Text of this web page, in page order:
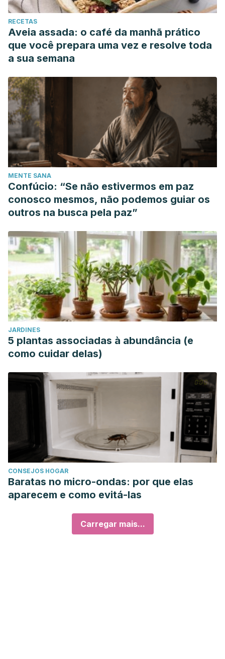
RECETAS
Aveia assada: o café da manhã prático
que você prepara uma vez e resolve toda
a sua semana
MENTE SANA
Confúcio: “Se não estivermos em paz
conosco mesmos, não podemos guiar os
outros na busca pela paz”
JARDINES
5 plantas associadas à abundância (e
como cuidar delas)
CONSEJOS HOGAR
Baratas no micro-ondas: por que elas
aparecem e como evitá-las
Carregar mais...